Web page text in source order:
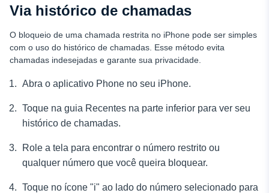
Via histórico de chamadas
O bloqueio de uma chamada restrita no iPhone pode ser simples
com o uso do histórico de chamadas. Esse método evita
chamadas indesejadas e garante sua privacidade.
Abra o aplicativo Phone no seu iPhone.
Toque na guia Recentes na parte inferior para ver seu
histórico de chamadas.
Role a tela para encontrar o número restrito ou
qualquer número que você queira bloquear.
Toque no ícone "i" ao lado do número selecionado para